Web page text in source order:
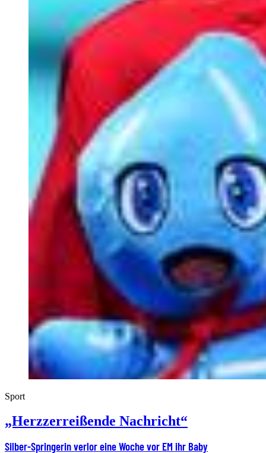
Sport
„Herzzerreißende Nachricht“
Silber-Springerin verlor eine Woche vor EM ihr Baby